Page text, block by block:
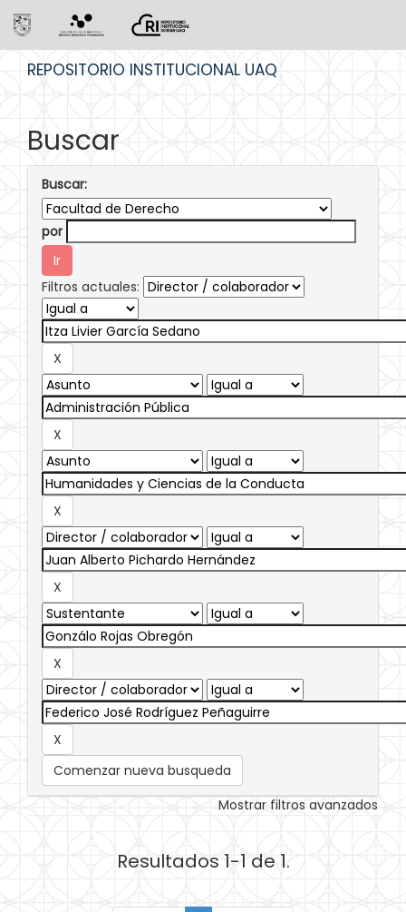
REPOSITORIO INSTITUCIONAL UAQ
Buscar
Buscar:
por
Filtros actuales:
Comenzar nueva busqueda
Mostrar filtros avanzados
Resultados 1-1 de 1.